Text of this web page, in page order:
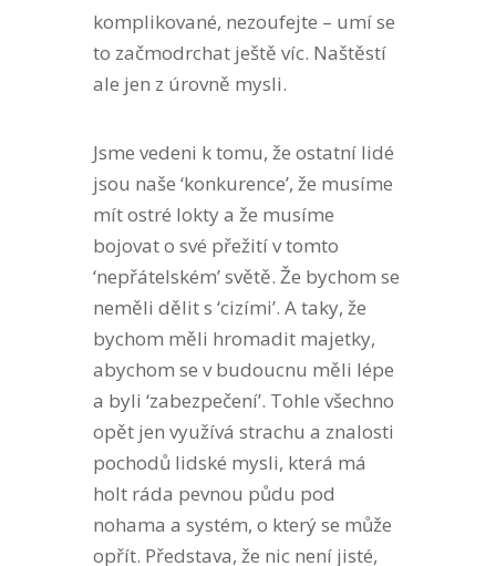
komplikované, nezoufejte – umí se
to začmodrchat ještě víc. Naštěstí
ale jen z úrovně mysli.
Jsme vedeni k tomu, že ostatní lidé
jsou naše ‘konkurence’, že musíme
mít ostré lokty a že musíme
bojovat o své přežití v tomto
‘nepřátelském’ světě. Že bychom se
neměli dělit s ‘cizími’. A taky, že
bychom měli hromadit majetky,
abychom se v budoucnu měli lépe
a byli ‘zabezpečení’. Tohle všechno
opět jen využívá strachu a znalosti
pochodů lidské mysli, která má
holt ráda pevnou půdu pod
nohama a systém, o který se může
opřít. Představa, že nic není jisté,